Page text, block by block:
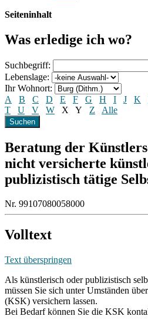
Seiteninhalt
Was erledige ich wo?
Suchbegriff:
Lebenslage:
Ihr Wohnort:
A
B C D E F G H I J K
T
U V W X Y Z Alle
Beratung der
nicht versicherte
publizistisch tätige
Nr. 99107080058000
Volltext
Text überspringen
Als künstlerisch oder publizistisch
müssen Sie sich unter Umständen
(KSK) versichern lassen.
Bei Bedarf können Sie die KSK